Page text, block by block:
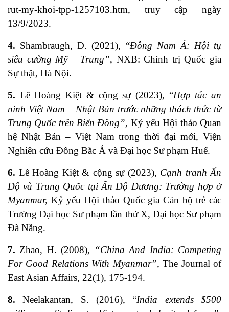
rut-my-khoi-tpp-1257103.htm, truy cập ngày
13/9/2023.
4. Shambraugh, D. (2021), “Đông Nam Á: Hội tụ
siêu cường Mỹ – Trung”, NXB: Chính trị Quốc gia
Sự thật, Hà Nội.
5. Lê Hoàng Kiệt & cộng sự (2023), “Hợp tác an
ninh Việt Nam – Nhật Bản trước những thách thức từ
Trung Quốc trên Biển Đông”, Kỷ yếu Hội thảo Quan
hệ Nhật Bản – Việt Nam trong thời đại mới, Viện
Nghiên cứu Đông Bắc Á và Đại học Sư phạm Huế.
6. Lê Hoàng Kiệt & cộng sự (2023), Cạnh tranh Ấn
Độ và Trung Quốc tại Ấn Độ Dương: Trường hợp ở
Myanmar, Kỷ yếu Hội thảo Quốc gia Cán bộ trẻ các
Trường Đại học Sư phạm lần thứ X, Đại học Sư phạm
Đà Nẵng.
7. Zhao, H. (2008), “China And India: Competing
For Good Relations With Myanmar”,The Journal of
East Asian Affairs, 22(1), 175-194.
8. Neelakantan, S. (2016), “India extends $500